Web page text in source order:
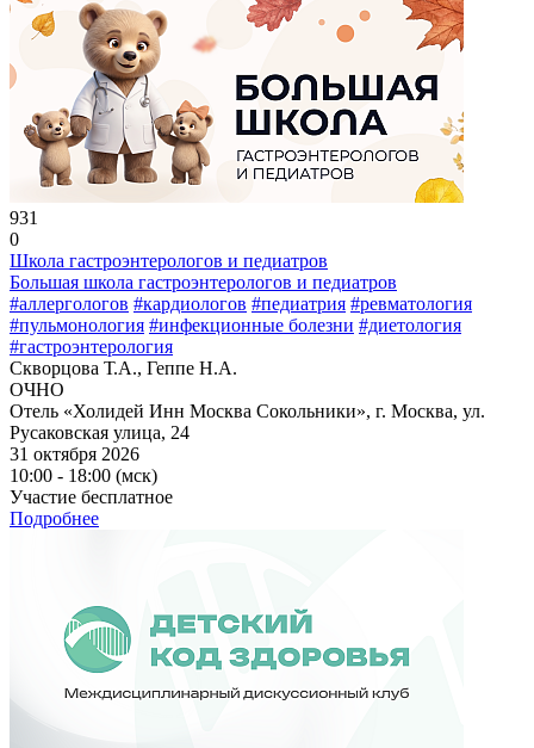
931
0
Школа гастроэнтерологов и педиатров
Большая школа гастроэнтерологов и педиатров
#аллергологов #кардиологов #педиатрия #ревматология
#пульмонология #инфекционные болезни #диетология
#гастроэнтерология
Скворцова Т.А., Геппе Н.А.
ОЧНО
Отель «Холидей Инн Москва Сокольники», г. Москва, ул.
Русаковская улица, 24
31 октября 2026
10:00 - 18:00 (мск)
Участие бесплатное
Подробнее